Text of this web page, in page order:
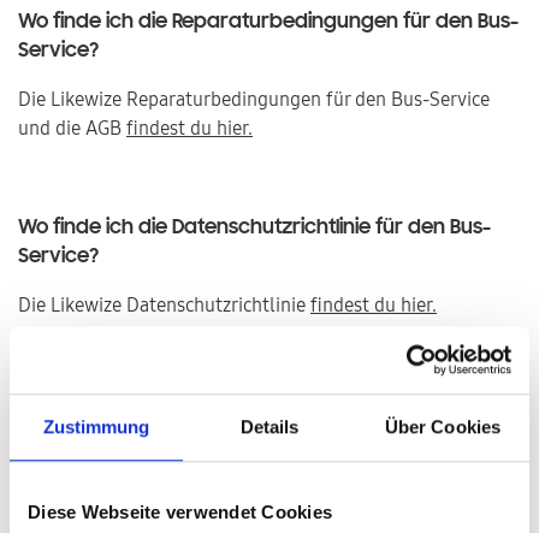
Zustimmung Details Über Cookies
Diese Webseite verwendet Cookies
Wo finde ich die Reparaturbedingungen für den Bus-
Service?
Die Likewize Reparaturbedingungen für den Bus-Service
und die AGBfindest du hier.
Wo finde ich die Datenschutzrichtlinie für den Bus-
Service?
Die Likewize Datenschutzrichtliniefindest du hier.
Brauchst du weitere Hilfe?
Wenn du in den häufig gestellten Fragen keine
Antwort auf deine Frage findest, rufe unsere
bekommen oder um mit einem Mitarbeiter